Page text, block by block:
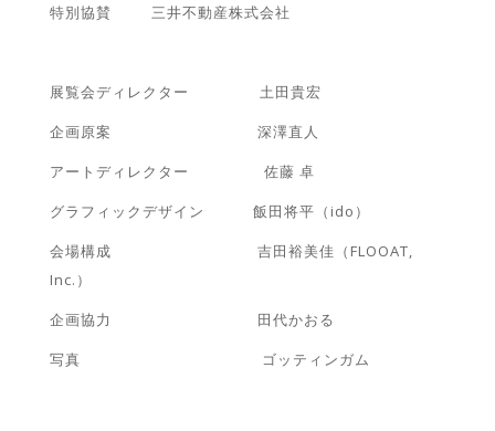
特別協賛 三井不動産株式会社
展覧会ディレクター 土田貴宏
企画原案 深澤直人
アートディレクター 佐藤 卓
グラフィックデザイン 飯田将平（ido）
会場構成 吉田裕美佳（FLOOAT,
Inc.）
企画協力 田代かおる
写真 ゴッティンガム